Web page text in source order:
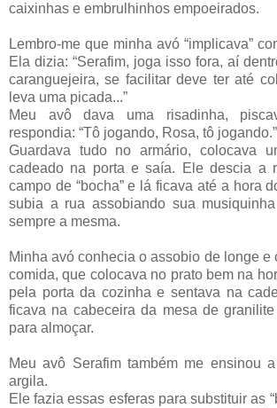
caixinhas e embrulhinhos empoeirados.
Lembro-me que minha avó “implicava”
Ela dizia: “Serafim, joga isso fora, aí
caranguejeira, se facilitar deve ter até
leva uma picada...”
Meu avô dava uma risadinha,
respondia: “Tô jogando, Rosa, tô jogando.”
Guardava tudo no armário, colocava
cadeado na porta e saía. Ele descia a
campo de “bocha” e lá ficava até a hora
subia a rua assobiando sua
sempre a mesma.
Minha avó conhecia o assobio de longe e
comida, que colocava no prato bem na
pela porta da cozinha e sentava na
ficava na cabeceira da mesa de
para almoçar.
Meu avô Serafim também me ensinou
argila.
Ele fazia essas esferas para substituir as